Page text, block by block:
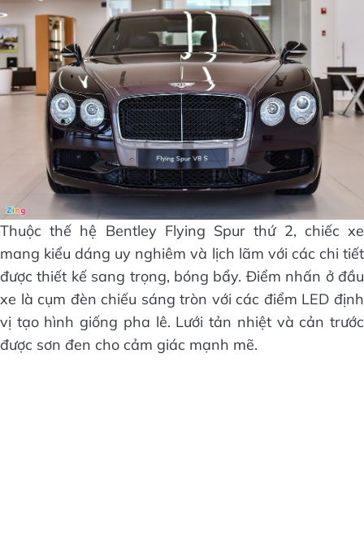
Thuộc thế hệ Bentley Flying Spur thứ 2, chiếc xe
mang kiểu dáng uy nghiêm và lịch lãm với các chi tiết
được thiết kế sang trọng, bóng bẩy. Điểm nhấn ở đầu
xe là cụm đèn chiếu sáng tròn với các điểm LED định
vị tạo hình giống pha lê. Lưới tản nhiệt và cản trước
được sơn đen cho cảm giác mạnh mẽ.